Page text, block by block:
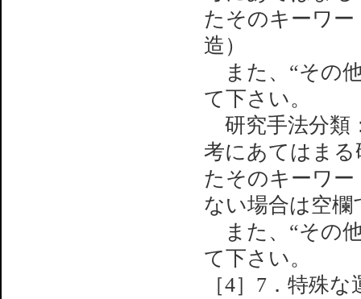
たそのキーワー
造）
また、“その
て下さい。
研究手法分類
考にあてはまる
たそのキーワ
ない場合は空欄
また、“その
て下さい。
［4］7．特殊